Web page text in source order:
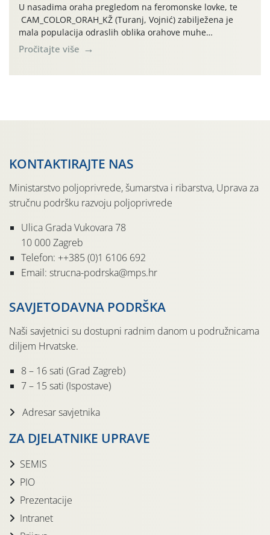
U nasadima oraha pregledom na feromonske lovke, te
CAM_COLOR_ORAH_KŽ (Turanj, Vojnić) zabilježena je
mala populacija odraslih oblika orahove muhe
(Rhagoletis completa). Niska brojnost može se objasniti
činjenicom da je riječ o mladim nasadima s vrlo malim
Pročitajte više
KONTAKTIRAJTE NAS
Ministarstvo poljoprivrede, šumarstva i ribarstva, Uprava za
stručnu podršku razvoju poljoprivrede
Ulica Grada Vukovara 78
10 000 Zagreb
Telefon: ++385 (0)1 6106 692
Email: strucna-podrska@mps.hr
SAVJETODAVNA PODRŠKA
Naši savjetnici su dostupni radnim danom u podružnicama
diljem Hrvatske.
8 – 16 sati (Grad Zagreb)
7 – 15 sati (Ispostave)
Adresar savjetnika
ZA DJELATNIKE UPRAVE
SEMIS
PIO
Prezentacije
Intranet